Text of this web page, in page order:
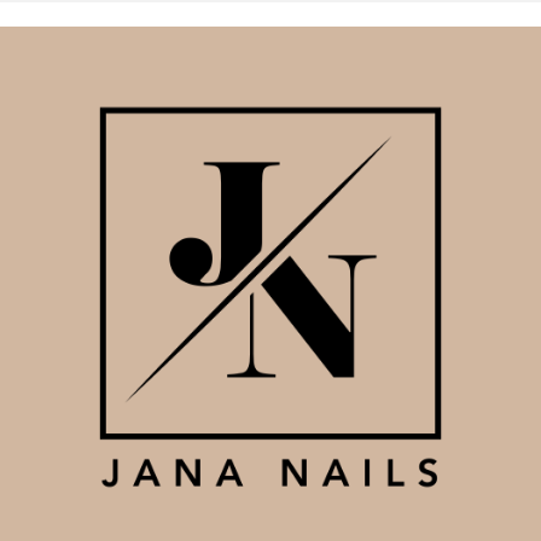
Idealni za brze nadopune
Jako cvrsta adhezija na noktima ( all in one kao baza moze za
sebe , booster ili bilo koja baza ,kao bazni gel za Cover & Milky
Prekrasne natural boje Milky way-a & snažan pigment Make up-a
Sušenje : UV – 2 min, komby uv/led : 60-90 sec ovisno o debljini
– Izrazito pigmentirani nude/skin gradivni gel
specifične hladne natural boje, bez crvenih ili pink podtonova .
Idealan kao samostalan gel predivne nude nijanse ili u raznim
ali zahvaljujući svojim posebnim svojstvima – ne curi u kožicu te se ne
slijeva i ostavlja dovoljno vremena za izgraditi nokat . Pigment mu je